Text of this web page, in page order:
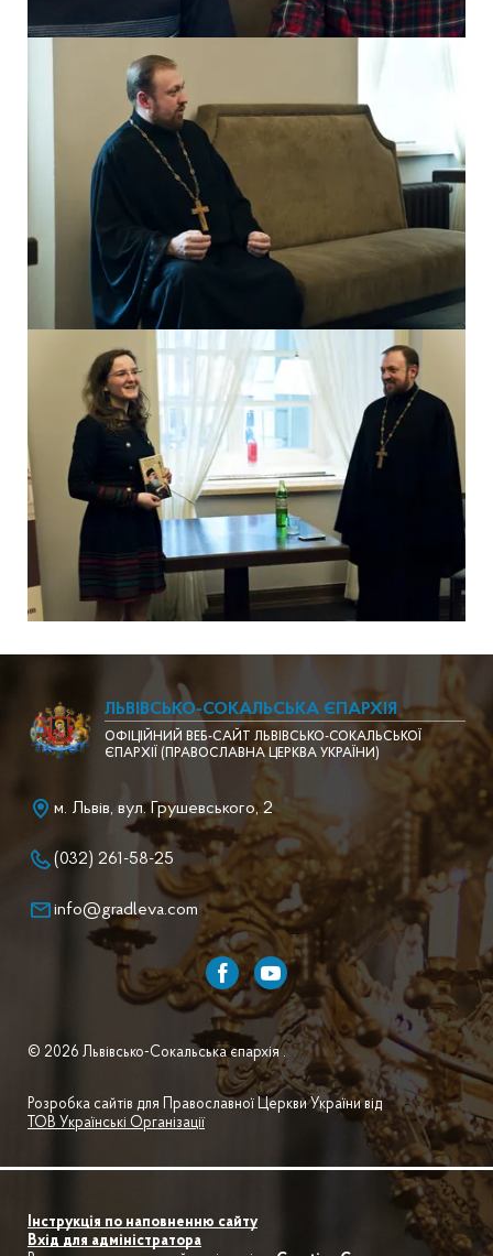
ЛЬВІВСЬКО-СОКАЛЬСЬКА ЄПАРХІЯ
ОФІЦІЙНИЙ ВЕБ-САЙТ ЛЬВІВСЬКО-СОКАЛЬСЬКОЇ
ЄПАРХІЇ (ПРАВОСЛАВНА ЦЕРКВА УКРАЇНИ)
м. Львів, вул. Грушевського, 2
(032) 261-58-25
info@gradleva.com
© 2026 Львівсько-Сокальська єпархія .
Розробка сайтів для Православної Церкви України від
ТОВ Українські Організації
Інструкція по наповненню сайту
Вхід для адміністратора